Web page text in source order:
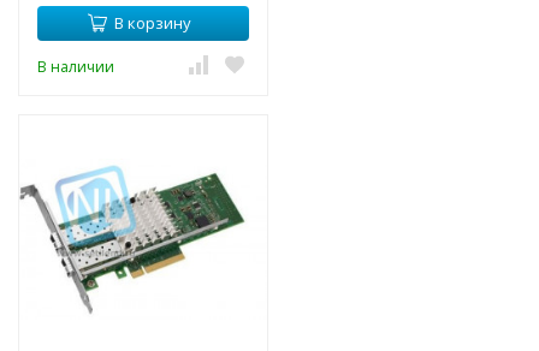
В корзину
В наличии